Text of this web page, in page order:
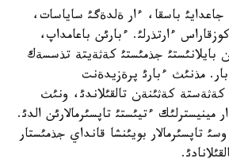
باسقا، ءار ةلدةگئ ساياسات،
ءارتذرلئ. ءبارئن باعامداپ،
بايلانئستئ جذمئستئ كةثةيتة تذسسةك
مذنئث ءبارئ پرةزيدةنت
كةثئنةن تالقئلاندئ، ونئث
مينيسترلئك ءتيئستئ تاپسئرمالارئن الدئ.
تاپسئرمالار بويئنشا قانداي جذمئستار